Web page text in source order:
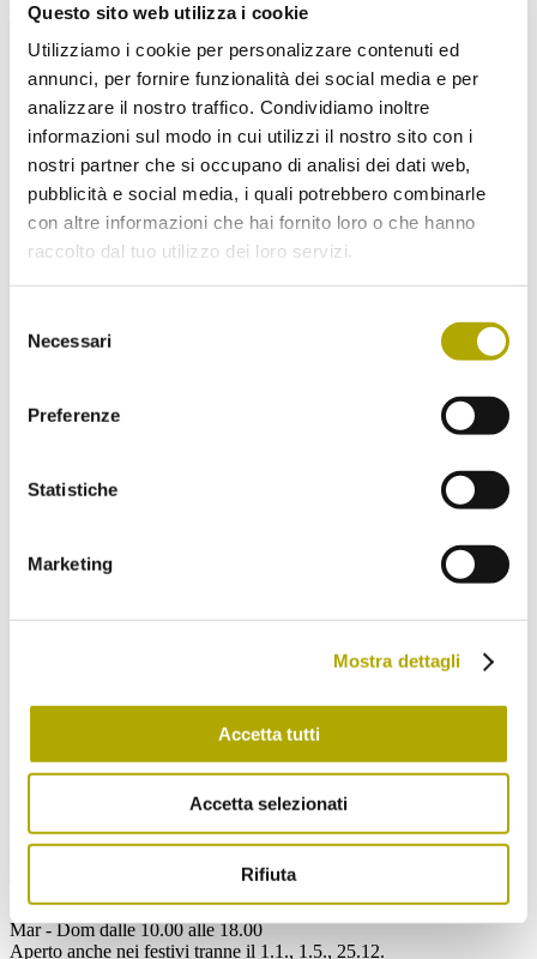
Questo sito web utilizza i cookie
Utilizziamo i cookie per personalizzare contenuti ed
annunci, per fornire funzionalità dei social media e per
analizzare il nostro traffico. Condividiamo inoltre
informazioni sul modo in cui utilizzi il nostro sito con i
nostri partner che si occupano di analisi dei dati web,
pubblicità e social media, i quali potrebbero combinarle
con altre informazioni che hai fornito loro o che hanno
raccolto dal tuo utilizzo dei loro servizi.
delNecessari
Preferenze
Statistiche
Marketing
Mostra dettagli
Accetta tutti
Accetta selezionati
Rifiuta
Per informazioni: +39 0471 412 964
Non mancare ai nostri prossimi eventi!
Se desideri, ti mandiamo una volta al mese una nostra newsletter.
Iscriviti subito!
Scegli la Newsletter a cui vorresti iscriverti:
Novità dal Museo di Scienze (Aggiornamenti
Ritorno nelle Alpi (Novità, fatti e retroscena
personali.
Spedisci
Museo di Scienze Naturali dell'Alto Adige
via Bottai 1
info@museonatura.it
Orario d'apertura
Mar - Dom dalle 10.00 alle 18.00
Aperto anche nei festivi tranne il 1.1., 1.5., 25.12.